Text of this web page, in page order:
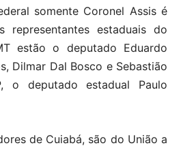
somente Coronel Assis é
representantes estaduais do
estão o deputado Eduardo
Dilmar Dal Bosco e Sebastião
o deputado estadual Paulo
de Cuiabá, são do União a